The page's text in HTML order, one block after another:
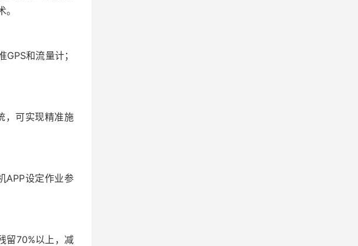
和流量计；
，可实现精准施
APP设定作业参
留70%以上，减